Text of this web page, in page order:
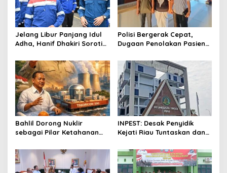
g
a
t
i
o
n
Jelang Libur Panjang Idul
Adha, Hanif Dhakiri Soroti
BBM Bersubsidi
Polisi Bergerak Cepat,
Dugaan Penolakan Pasien
Diusut Serius
Bahlil Dorong Nuklir
sebagai Pilar Ketahanan
INPEST: Desak Penyidik
Kejati Riau Tuntaskan dan
SPRH Rohil